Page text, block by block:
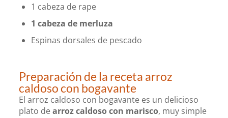
1 cabeza de rape
1 cabeza de merluza
Espinas dorsales de pescado
Preparación de la receta arroz
caldoso con bogavante
El arroz caldoso con bogavante es un delicioso
plato dearroz caldoso con marisco, muy simple